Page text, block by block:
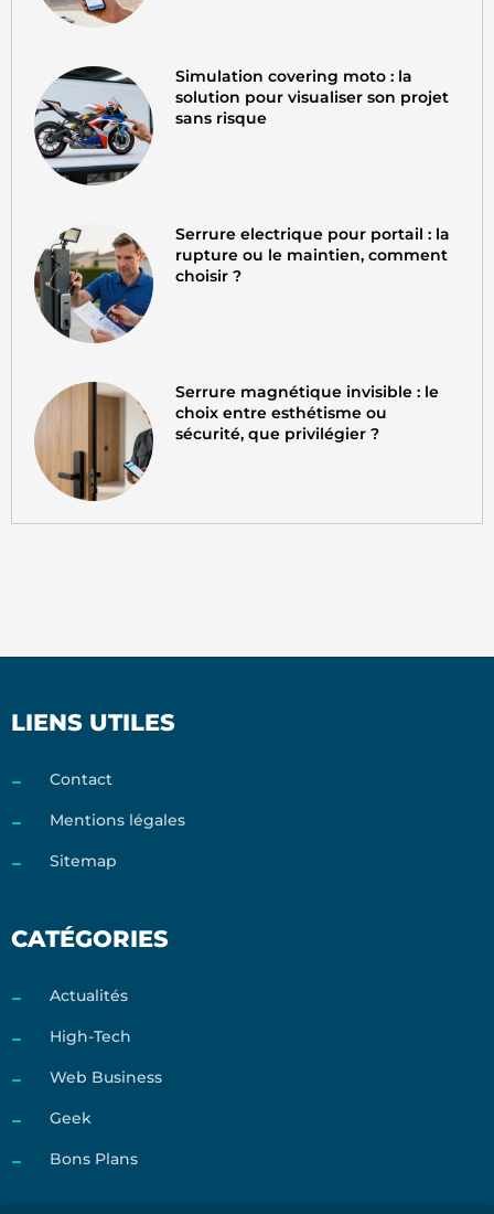
Simulation covering moto : la
solution pour visualiser son projet
sans risque
Serrure electrique pour portail : la
rupture ou le maintien, comment
choisir ?
Serrure magnétique invisible : le
choix entre esthétisme ou
sécurité, que privilégier ?
LIENS UTILES
Contact
Mentions légales
Sitemap
CATÉGORIES
Actualités
High-Tech
Web Business
Geek
Bons Plans